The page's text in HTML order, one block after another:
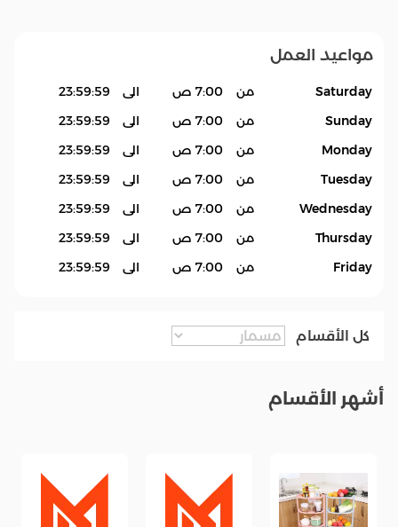
مواعيد العمل
Saturday من 7:00 ص الى
23:59:59
Sunday
من 7:00 ص الى
23:59:59
Monday
من 7:00 ص الى
23:59:59
Tuesday
من 7:00 ص الى
23:59:59
Wednesday
من 7:00 ص الى
23:59:59
Thursday
من 7:00 ص الى
23:59:59
Friday
من 7:00 ص الى 23:59:59
كل الأقسام
أشهر الأقسام